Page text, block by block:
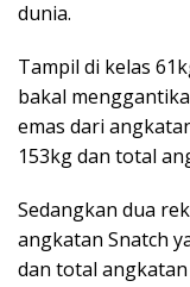
dunia.
Tampil di kelas
bakal
emas dari
153kg dan total
Sedangkan dua
angkatan Snatch
dan total